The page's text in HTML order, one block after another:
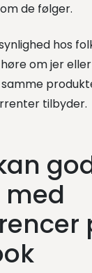
de følger.
hos
om jer
tilbyder.
med